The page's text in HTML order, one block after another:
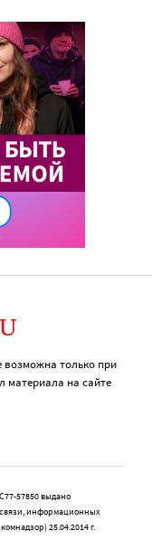
возможна только при
материала на сайте
57850 выдано
информационных
25.04.2014 г.